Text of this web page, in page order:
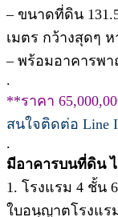
– ขนาดที่ดิน
เมตร กว้างสุดๆ
– พร้อมอาคารพ
.
**ราคา
สนใจติดต่อ Line
.
มีอาคารบนที่ดิน
1. โรงแรม 4 ชั้น
ใบอนุญาตโรงแร